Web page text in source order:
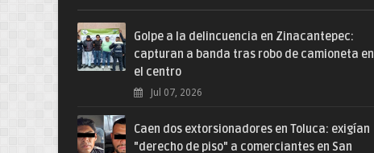
Golpe a la delincuencia en Zinacantepec:
capturan a banda tras robo de camioneta en
el centro
Jul 07, 2026
Caen dos extorsionadores en Toluca: exigían
"derecho de piso" a comerciantes en San